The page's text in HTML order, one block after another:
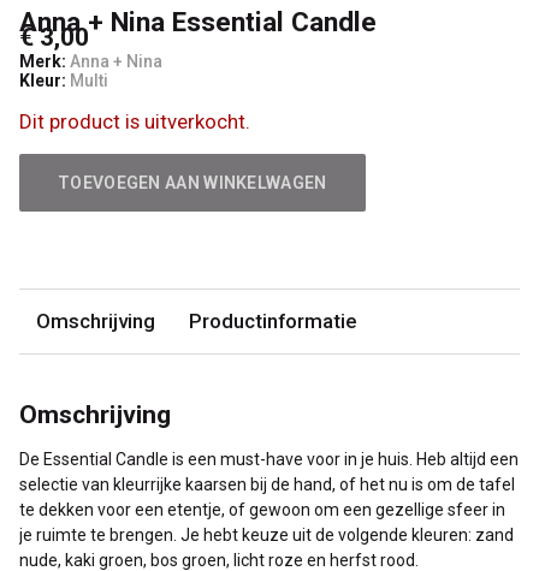
Anna + Nina Essential Candle
€ 3,00
Merk: Anna + Nina
Kleur: Multi
Dit product is uitverkocht.
TOEVOEGEN AAN WINKELWAGEN
Omschrijving Productinformatie
Omschrijving
De Essential Candle is een must-have voor in je huis. Heb altijd een
selectie van kleurrijke kaarsen bij de hand, of het nu is om de tafel
te dekken voor een etentje, of gewoon om een gezellige sfeer in
je ruimte te brengen. Je hebt keuze uit de volgende kleuren: zand
nude, kaki groen, bos groen, licht roze en herfst rood.